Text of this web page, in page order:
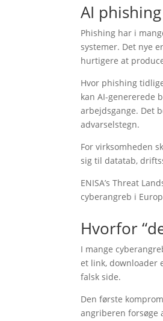
AI
Phishing har i
systemer. Det nye
hurtigere at
Hvor phishing
kan AI-genererede
arbejdsgange. Det
advarselstegn.
For virksomheden
sig til datatab,
ENISA’s Threat
cyberangreb i
Hvorfor
I mange
et link, downloader
falsk side.
Den første
angriberen forsøge